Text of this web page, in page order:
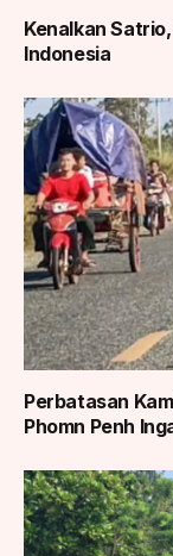
Kenalkan
Indonesia
Perbatasan
Phomn Penh